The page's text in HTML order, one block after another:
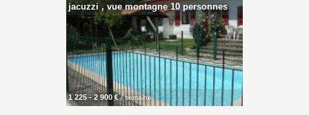
jacuzzi , vue montagne 10 personnes
1 225 - 2 900 €/ semaine